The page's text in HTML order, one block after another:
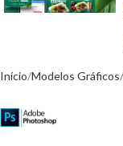
Início Modelos Gráficos